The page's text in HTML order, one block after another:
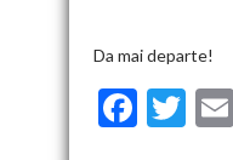
Da mai departe!
F
T